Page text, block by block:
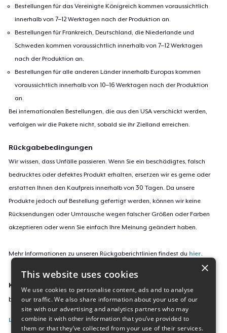
Bestellungen für das Vereinigte Königreich kommen voraussichtlich
innerhalb von 7–12 Werktagen nach der Produktion an.
Bestellungen für Frankreich, Deutschland, die Niederlande und
Schweden kommen voraussichtlich innerhalb von 7–12 Werktagen
nach der Produktion an.
Bestellungen für alle anderen Länder innerhalb Europas kommen
voraussichtlich innerhalb von 10–16 Werktagen nach der Produktion
an.
Bei internationalen Bestellungen, die aus den USA verschickt werden,
verfolgen wir die Pakete nicht, sobald sie ihr Zielland erreichen.
Rückgabebedingungen
Wir wissen, dass Unfälle passieren. Wenn Sie ein beschädigtes, falsch
bedrucktes oder defektes Produkt erhalten, ersetzen wir es gerne oder
erstatten Ihnen den Kaufpreis innerhalb von 30 Tagen. Da unsere
Produkte jedoch auf Bestellung gefertigt werden, können wir keine
Rücksendungen oder Umtausche wegen falscher Größen oder Farben
akzeptieren oder wenn Sie einfach Ihre Meinung geändert haben.
Mehr Informationen zu unseren Rückgaberichtlinien findest du hier.
Kampagnen-ID:
bmf-collection
Listing melden
×
This website uses cookies
We use cookies to personalise content, ads and to analyse
our traffic. We also share information about your use of our
site with our advertising and analytics partners who may
combine it with other information that you’ve provided to
them or that they’ve collected from your use of their services.